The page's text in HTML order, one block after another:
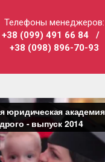
Телефоны менеджеров:
+38 (099) 491 66 84 /
+38 (098) 896-70-93